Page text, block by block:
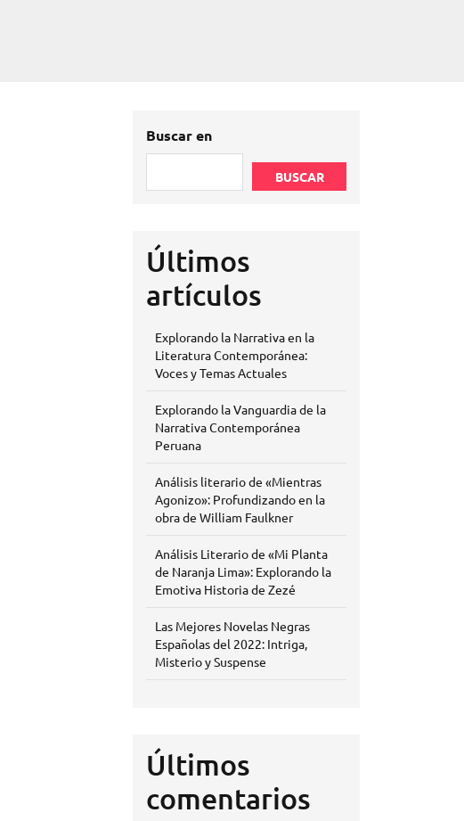
Buscar en
BUSCAR
Últimos
artículos
Explorando la Narrativa en la
Literatura Contemporánea:
Voces y Temas Actuales
Explorando la Vanguardia de la
Narrativa Contemporánea
Peruana
Análisis literario de «Mientras
Agonizo»: Profundizando en la
obra de William Faulkner
Análisis Literario de «Mi Planta
de Naranja Lima»: Explorando la
Emotiva Historia de Zezé
Las Mejores Novelas Negras
Españolas del 2022: Intriga,
Misterio y Suspense
Últimos
comentarios